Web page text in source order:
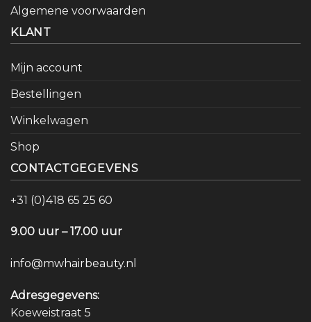
Algemene voorwaarden
KLANT
Mijn account
Bestellingen
Winkelwagen
Shop
CONTACTGEGEVENS
+31 (0)418 65 25 60
9.00 uur – 17.00 uur
info@mwhairbeauty.nl
Adresgegevens:
Koeweistraat 5